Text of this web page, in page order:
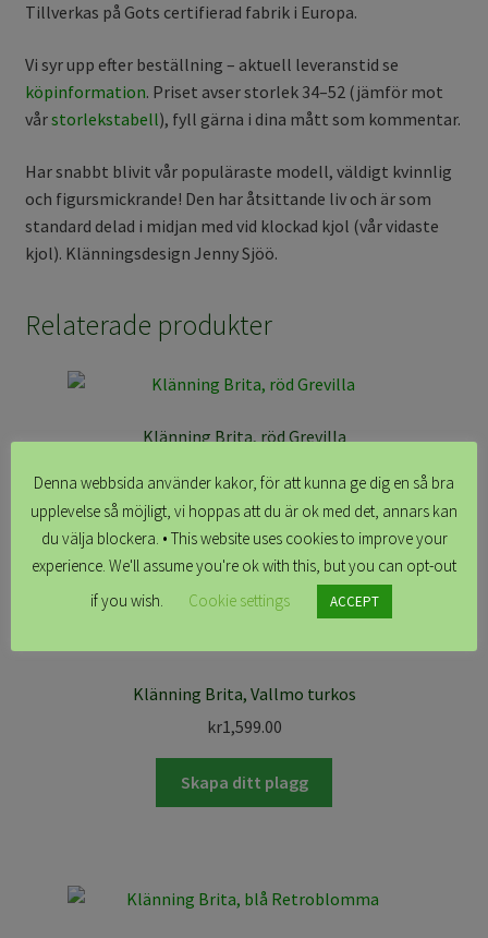
Tillverkas på Gots certifierad fabrik i Europa.
Vi syr upp efter beställning – aktuell leveranstid se
köpinformation. Priset avser storlek 34–52 (jämför mot
vårstorlekstabell), fyll gärna i dina mått som kommentar.
Har snabbt blivit vår populäraste modell, väldigt kvinnlig
och figursmickrande! Den har åtsittande liv och är som
standard delad i midjan med vid klockad kjol (vår vidaste
kjol). Klänningsdesign Jenny Sjöö.
Relaterade produkter
Klänning Brita, röd Grevilla
Skapa ditt plagg
Klänning Brita, Vallmo turkos
kr1,599.00
Skapa ditt plagg
Denna webbsida använder kakor, för att kunna ge dig en så bra
upplevelse så möjligt, vi hoppas att du är ok med det, annars kan
du välja blockera. • This website uses cookies to improve your
experience. We'll assume you're ok with this, but you can opt-out
if you wish.
Cookie settings ACCEPT